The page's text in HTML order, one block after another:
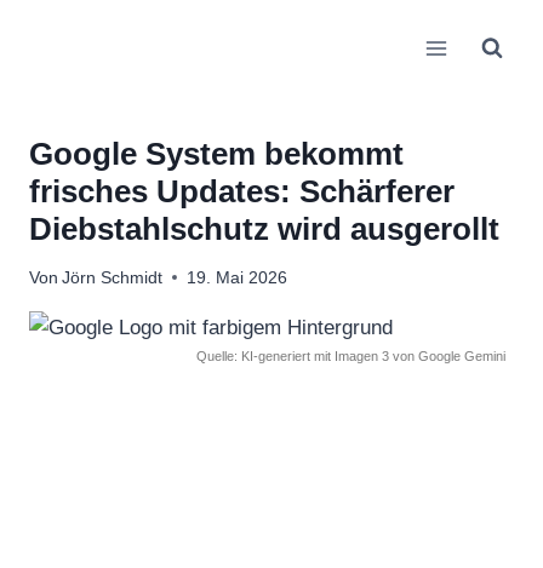
Google System bekommt
frisches Updates: Schärferer
Diebstahlschutz wird ausgerollt
Von Jörn Schmidt 19. Mai 2026
Quelle: KI-generiert mit Imagen 3 von Google Gemini